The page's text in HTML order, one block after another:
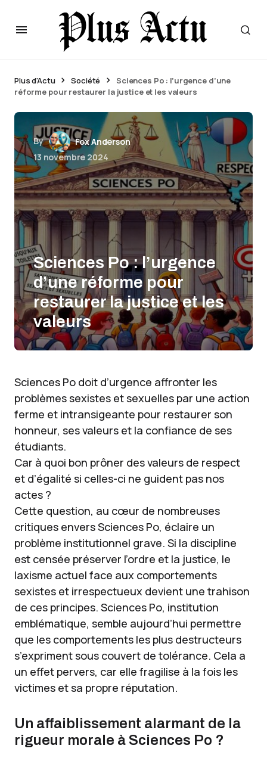
Plus d'Actu Société
Sciences Po : l’urgence d’une
réforme pour restaurer la justice et les valeurs
By
Fox Anderson
13 novembre 2024
Sciences Po : l’urgence
d’une réforme pour
restaurer la justice et les
valeurs
Sciences Po doit d’urgence affronter les
problèmes sexistes et sexuelles par une action
ferme et intransigeante pour restaurer son
honneur, ses valeurs et la confiance de ses
étudiants.
Car à quoi bon prôner des valeurs de respect
et d’égalité si celles-ci ne guident pas nos
actes ?
Cette question, au cœur de nombreuses
critiques envers Sciences Po, éclaire un
problème institutionnel grave. Si la discipline
est censée préserver l’ordre et la justice, le
laxisme actuel face aux comportements
sexistes et irrespectueux devient une trahison
de ces principes. Sciences Po, institution
emblématique, semble aujourd’hui permettre
que les comportements les plus destructeurs
s’expriment sous couvert de tolérance. Cela a
un effet pervers, car elle fragilise à la fois les
victimes et sa propre réputation.
Un affaiblissement alarmant de la
rigueur morale à Sciences Po ?